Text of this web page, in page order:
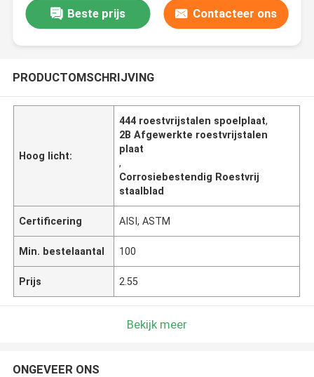
Beste prijs Contacteer ons
PRODUCTOMSCHRIJVING
Hoog licht:
444 roestvrijstalen spoelplaat,
2B Afgewerkte roestvrijstalen
plaat
,
Corrosiebestendig Roestvrij
staalblad
Certificering AISI, ASTM
Min. bestelaantal 100
Prijs 2.55
Bekijk meer
ONGEVEER ONS